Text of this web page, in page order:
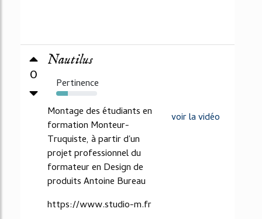
0
Nautilus
Pertinence
28%
voir la vidéo
Montage des étudiants en
formation Monteur-
Truquiste, à partir d'un
projet professionnel du
formateur en Design de
produits Antoine Bureau
https://www.studio-m.fr